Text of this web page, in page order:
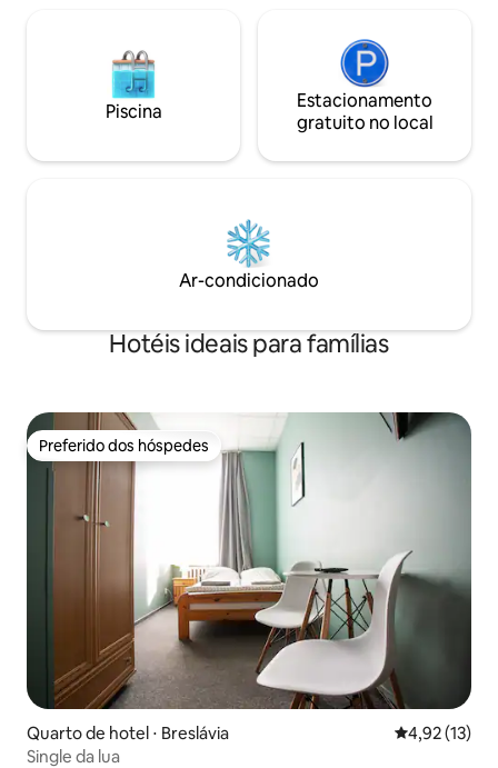
Piscina
Estacionamento
gratuito no local
Ar-condicionado
Hotéis ideais para famílias
Preferido dos hóspedes
Preferido dos hóspedes
Quarto de hotel ⋅ Breslávia 4,92 de uma
4,92 (13)
Single da lua